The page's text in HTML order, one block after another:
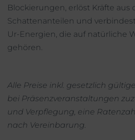
Blockierungen, erlöst Kräfte aus
Schattenanteilen und
Ur-Energien, die auf natürliche
gehören.
Alle Preise inkl. gesetzlich
bei Präsenzveranstaltungen
und Verpflegung, eine
nach Vereinbarung.